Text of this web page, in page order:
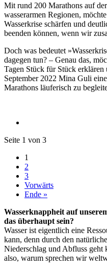
Mit rund 200 Marathons auf
wasserarmen Regionen,
Wasserkrise schärfen und
beenden können, wenn wir
Doch was bedeutet
dagegen tun? – Genau das,
Tagen Stück für Stück
September 2022 Mina Guli
Marathons läuferisch zu
Seite 1 von 3
1
2
3
Vorwärts
Ende »
Wasserknappheit auf
das überhaupt sein?
Wasser ist eigentlich eine
kann, denn durch den
Niederschlag und Abfluss geht
also, warum sprechen wir